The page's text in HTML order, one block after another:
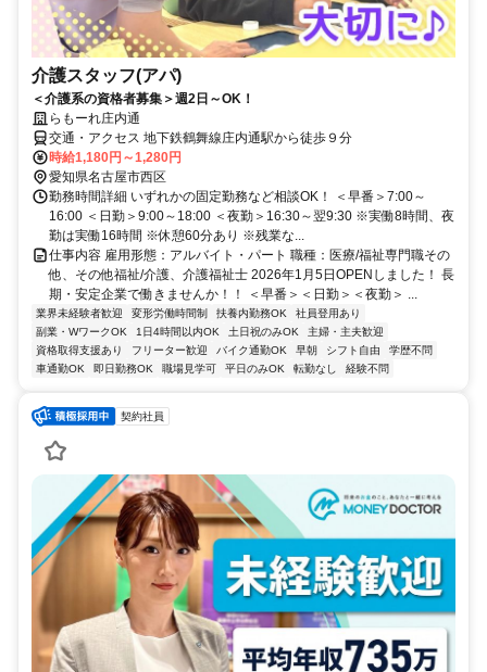
介護スタッフ(アパ)
＜介護系の資格者募集＞週2日～OK！
らもーれ庄内通
交通・アクセス 地下鉄鶴舞線庄内通駅から徒歩９分
時給1,180円～1,280円
愛知県名古屋市西区
勤務時間詳細 いずれかの固定勤務など相談OK！ ＜早番＞7:00～
16:00 ＜日勤＞9:00～18:00 ＜夜勤＞16:30～翌9:30 ※実働8時間、夜
勤は実働16時間 ※休憩60分あり ※残業な...
仕事内容 雇用形態：アルバイト・パート 職種：医療/福祉専門職その
他、その他福祉/介護、介護福祉士 2026年1月5日OPENしました！ 長
期・安定企業で働きませんか！！ ＜早番＞＜日勤＞＜夜勤＞ ...
業界未経験者歓迎 変形労働時間制 扶養内勤務OK
社員登用あり
副業・WワークOK
1日4時間以内OK 土日祝のみOK
主婦・主夫歓迎
資格取得支援あり
フリーター歓迎 バイク通勤OK 早朝 シフト自由
学歴不問
車通勤OK
即日勤務OK 職場見学可 平日のみOK 転勤なし 経験不問
契約社員